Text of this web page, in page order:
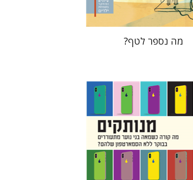
מה נספר לטף?
מנחם בלונדהיים